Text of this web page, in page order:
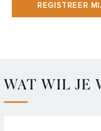
REGISTREER
WAT WIL JE